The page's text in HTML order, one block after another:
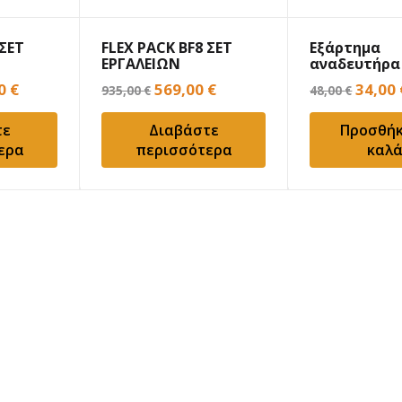
€.
€Η
τρέχουσα
είναι:
639,00 €.
FLEX PACK BF8 ΣΕΤ
ΕΡΓΑΛΕΙΩΝ
ΜΠΑΤΑΡΙΑΣ
935,00€ Original
price
was:
935,00 €.
569,00 €Η
τρέχουσα
τιμή
είναι:
569,00 €.
Διαβάστε
περισσότερα
Εξάρτημα
κόλλας-
BENMAN
48,00€
price
was:
48,00
34,00